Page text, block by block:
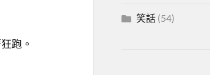
跑。
笑話(54)